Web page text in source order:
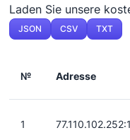
Laden Sie unsere
JSON CSV TXT
№ Adresse
1